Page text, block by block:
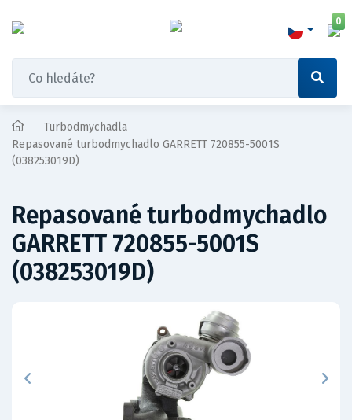
0
Turbodmychadla
Repasované turbodmychadlo GARRETT 720855-5001S
(038253019D)
Repasované turbodmychadlo
GARRETT 720855-5001S
(038253019D)